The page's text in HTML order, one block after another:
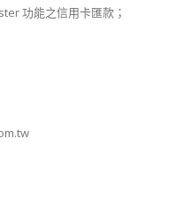
功能之信用卡匯款；